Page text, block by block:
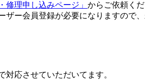
修理申し込みページ」 からご依頼くだ
ザー会員登録が必要になりますので
対応させていただいてます。